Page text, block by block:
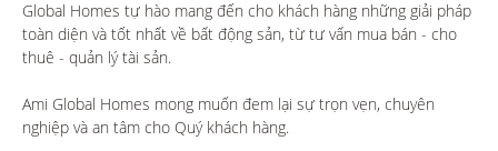
Global Homes tự hào mang đến cho khách hàng những giải pháp
toàn diện và tốt nhất về bất động sản, từ tư vấn mua bán - cho
thuê - quản lý tài sản.
Ami Global Homes mong muốn đem lại sự trọn vẹn, chuyên
nghiệp và an tâm cho Quý khách hàng.